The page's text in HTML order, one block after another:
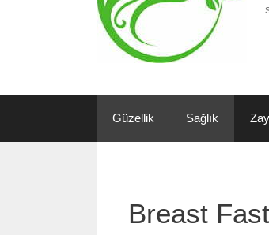
Güzellik Sağlık
Breast